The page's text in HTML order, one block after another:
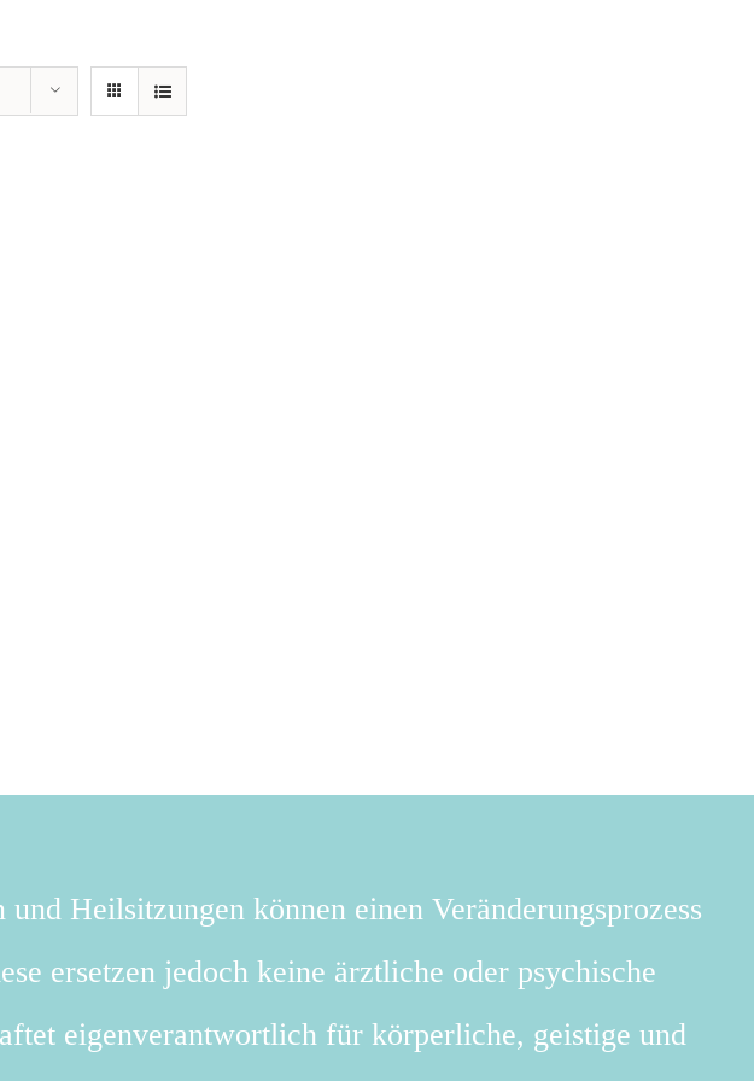
Heilsitzungen können einen Veränderungsprozess
ersetzen jedoch keine ärztliche oder psychische
eigenverantwortlich für körperliche, geistige und